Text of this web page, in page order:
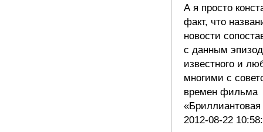
А я просто
факт, что
новости
с данным
известного и
многими с
времен фильма
2012-08-22